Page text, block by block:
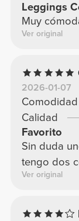
Leggings
Muy
Ver original
2026-01-07
Comodidad
Calidad
Favorito
Sin duda
tengo dos
Ver original